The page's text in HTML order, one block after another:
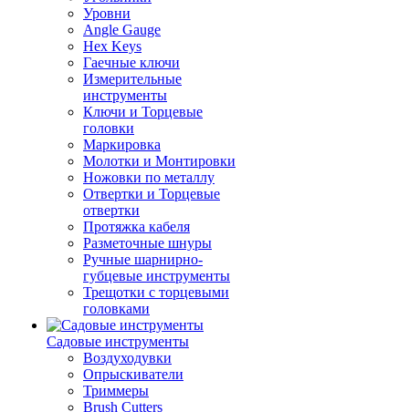
Уровни
Angle Gauge
Hex Keys
Гаечные ключи
Измерительные
инструменты
Ключи и Торцевые
головки
Маркировка
Молотки и Монтировки
Ножовки по металлу
Отвертки и Торцевые
отвертки
Протяжка кабеля
Разметочные шнуры
Ручные шарнирно-
губцевые инструменты
Трещотки с торцевыми
головками
Садовые инструменты
Воздуходувки
Опрыскиватели
Триммеры
Brush Cutters